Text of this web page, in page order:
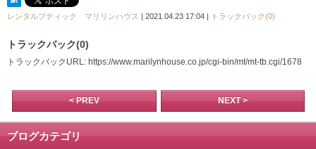
レンタルブティック マリリンハウス | 2021.04.23 17:04 | トラックバック(0)
トラックバック(0)
トラックバックURL: https://www.marilynhouse.co.jp/cgi-bin/mt/mt-tb.cgi/1678
< PREV NEXT >
ブログカテゴリ